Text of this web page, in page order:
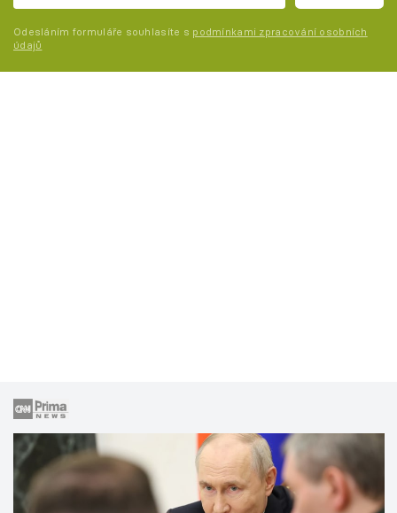
Odesláním formuláře souhlasíte s podmínkami zpracování osobních
údajů